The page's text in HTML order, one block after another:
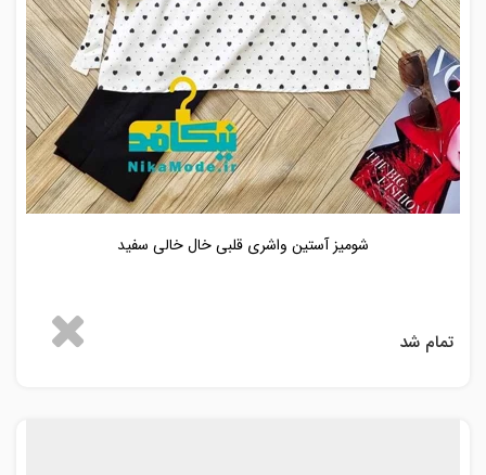
شومیز آستین واشری قلبی خال خالی سفید
تمام شد